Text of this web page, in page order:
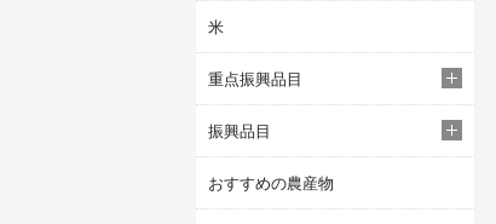
米
重点振興品目
振興品目
おすすめの農産物